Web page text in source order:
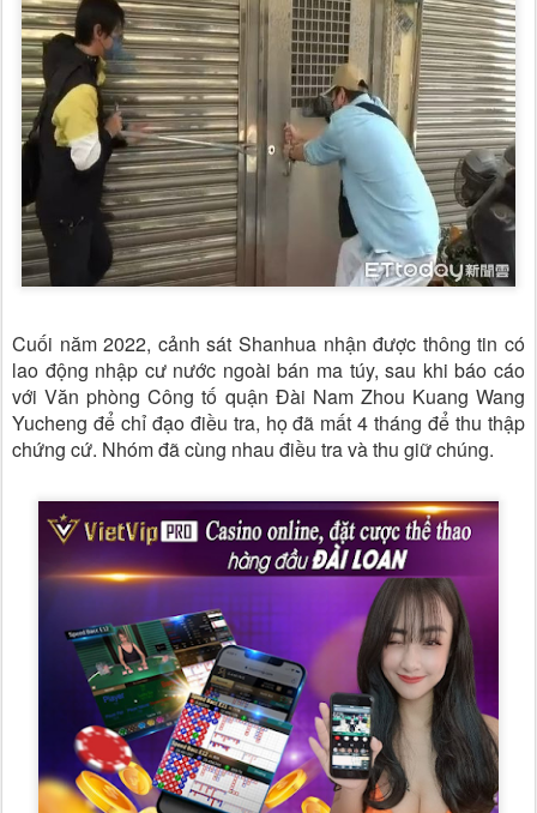
Cuối năm 2022, cảnh sát Shanhua nhận được thông tin có
lao động nhập cư nước ngoài bán ma túy, sau khi báo cáo
với Văn phòng Công tố quận Đài Nam Zhou Kuang Wang
Yucheng để chỉ đạo điều tra, họ đã mất 4 tháng để thu thập
chứng cứ. Nhóm đã cùng nhau điều tra và thu giữ chúng.